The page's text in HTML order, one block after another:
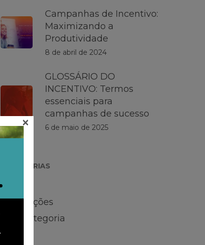
Campanhas de Incentivo:
Maximizando a
Produtividade
8 de abril de 2024
GLOSSÁRIO DO
INCENTIVO: Termos
essenciais para
campanhas de sucesso
6 de maio de 2025
CATEGORIAS
Artigos
Premiações
Sem categoria
×